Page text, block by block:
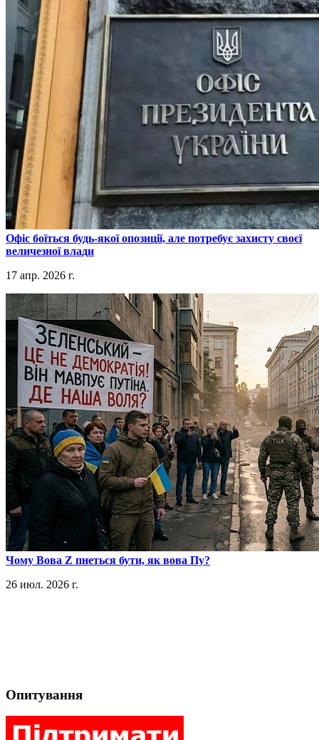
​Офіс боїться будь-якої опозиції, але потребує захисту своєї
величезної влади
17 апр. 2026 г.
​Чому Вова Z пнеться бути, як вова Пу?
26 июл. 2026 г.
Опитування